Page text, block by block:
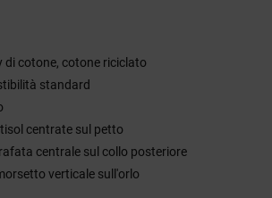
di cotone, cotone riciclato
standard
centrate sul petto
centrale sul collo posteriore
verticale sull'orlo